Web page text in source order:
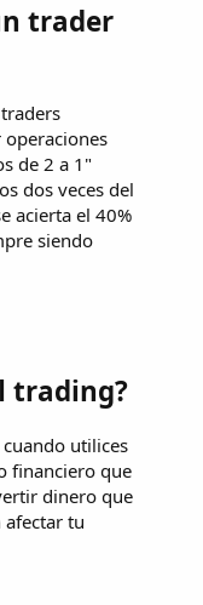
trader
de 2 a 1"
dos veces del
acierta el 40%
siendo
trading?
utilices
financiero que
dinero que
tu